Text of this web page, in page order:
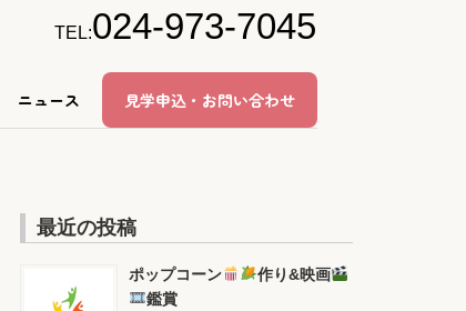
ニュース 見学申込・お問い合わせ
TEL:024-973-7045
最近の投稿
ポップコーン
作り&映画
鑑賞